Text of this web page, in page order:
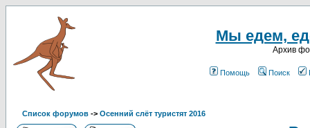
Мы едем,
Архив
Помощь Поиск
Список форумов -> Осенний слёт туристят 2016